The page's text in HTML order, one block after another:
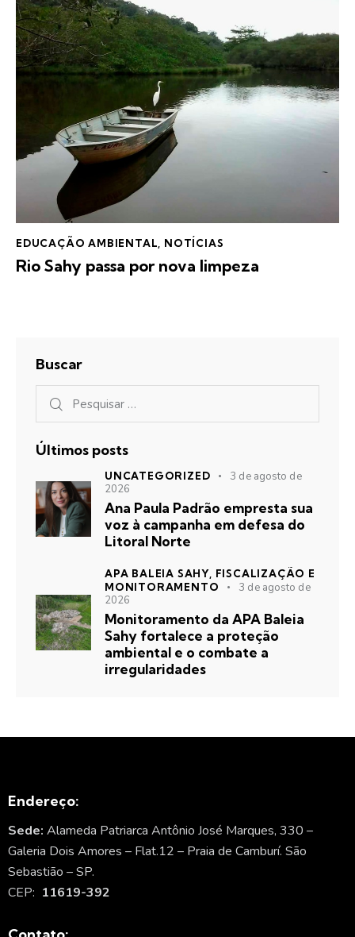
EDUCAÇÃO AMBIENTAL NOTÍCIAS
Rio Sahy passa por nova limpeza
Buscar
Últimos posts
UNCATEGORIZED
3 de agosto de
2026
Ana Paula Padrão empresta sua
voz à campanha em defesa do
Litoral Norte
APA BALEIA SAHY, FISCALIZAÇÃO E
MONITORAMENTO
3 de agosto de
2026
Monitoramento da APA Baleia
Sahy fortalece a proteção
ambiental e o combate a
irregularidades
Endereço:
Sede: Alameda Patriarca Antônio José Marques, 330 –
Galeria Dois Amores – Flat.12 – Praia de Camburí. São
Sebastião – SP.
CEP: 11619-392